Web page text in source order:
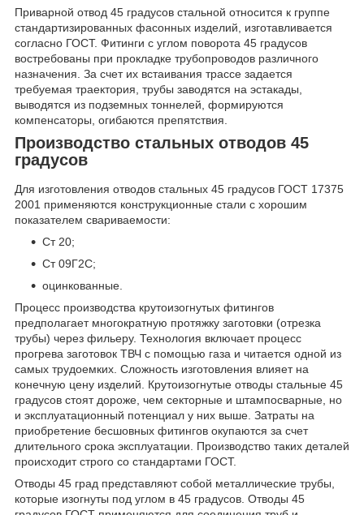
Приварной отвод 45 градусов стальной относится к группе
стандартизированных фасонных изделий, изготавливается
согласно ГОСТ. Фитинги с углом поворота 45 градусов
востребованы при прокладке трубопроводов различного
назначения. За счет их встаивания трассе задается
требуемая траектория, трубы заводятся на эстакады,
выводятся из подземных тоннелей, формируются
компенсаторы, огибаются препятствия.
Производство стальных отводов 45
градусов
Для изготовления отводов стальных 45 градусов ГОСТ 17375
2001 применяются конструкционные стали с хорошим
показателем свариваемости:
Ст 20;
Ст 09Г2С;
оцинкованные.
Процесс производства крутоизогнутых фитингов
предполагает многократную протяжку заготовки (отрезка
трубы) через фильеру. Технология включает процесс
прогрева заготовок ТВЧ с помощью газа и читается одной из
самых трудоемких. Сложность изготовления влияет на
конечную цену изделий. Крутоизогнутые отводы стальные 45
градусов стоят дороже, чем секторные и штампосварные, но
и эксплуатационный потенциал у них выше. Затраты на
приобретение бесшовных фитингов окупаются за счет
длительного срока эксплуатации. Производство таких деталей
происходит строго со стандартами ГОСТ.
Отводы 45 град представляют собой металлические трубы,
которые изогнуты под углом в 45 градусов. Отводы 45